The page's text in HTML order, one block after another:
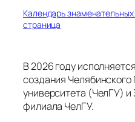
Календарь знаменательных
страница
В 2026 году
создания Челябинского
университета (ЧелГУ)
филиала ЧелГУ.